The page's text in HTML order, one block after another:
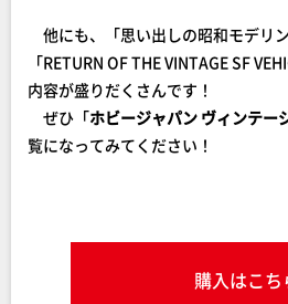
他にも、「思い出しの昭和モデリ
「RETURN OF THE VINTAGE SF
内容が盛りだくさんです！
ぜひ「ホビージャパン ヴィンテー
覧になってみてください！
購入はこち